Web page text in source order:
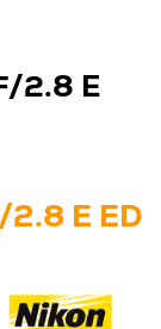
2.8 E
E ED